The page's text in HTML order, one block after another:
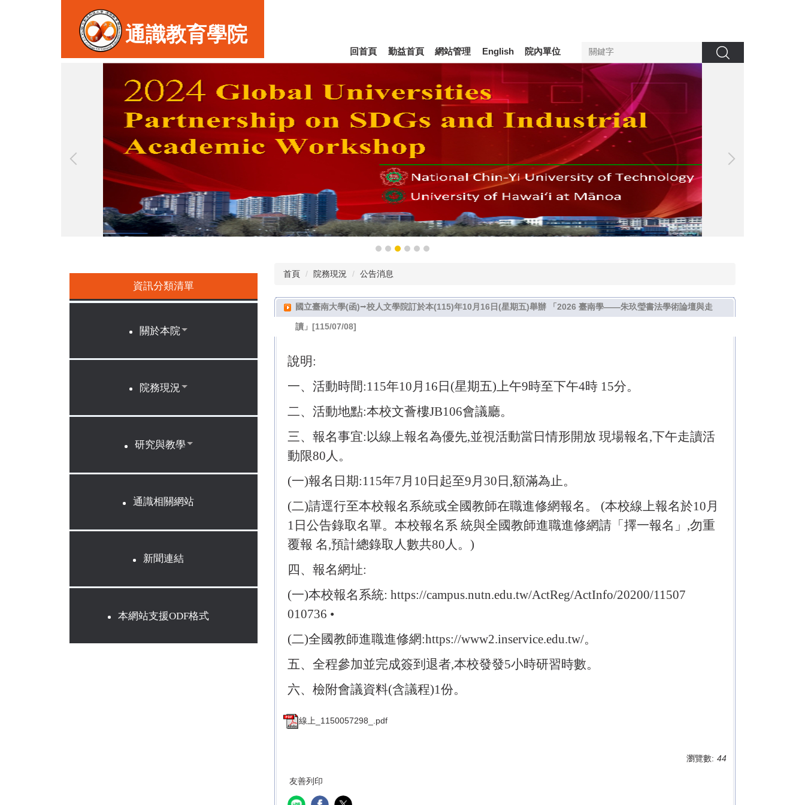
通識教育學院
回首頁 勤益首頁 網站管理 English 院內單位 搜尋
資訊分類清單
關於本院
院務現況
研究與教學
通識相關網站
新聞連結
本網站支援ODF格式
首頁 院務現況 公告消息
國立臺南大學(函)⭢校人文學院訂於本(115)年10月16日(星期五)舉辦 「2026 臺南學——朱玖瑩書法學術論壇與走
讀」[115/07/08]
說明:
一、活動時間:115年10月16日(星期五)上午9時至下午4時 15分。
二、活動地點:本校文薈樓JB106會議廳。
三、報名事宜:以線上報名為優先,並視活動當日情形開放 現場報名,下午走讀活
動限80人。
(一)報名日期:115年7月10日起至9月30日,額滿為止。
(二)請逕行至本校報名系統或全國教師在職進修網報名。 (本校線上報名於10月
1日公告錄取名單。本校報名系 統與全國教師進職進修網請「擇一報名」,勿重
覆報 名,預計總錄取人數共80人。)
四、報名網址:
(一)本校報名系統: https://campus.nutn.edu.tw/ActReg/ActInfo/20200/11507
010736 •
(二)全國教師進職進修網:https://www2.inservice.edu.tw/。
五、全程參加並完成簽到退者,本校發發5小時研習時數。
六、檢附會議資料(含議程)1份。
線上_1150057298_.pdf
瀏覽數: 44
友善列印